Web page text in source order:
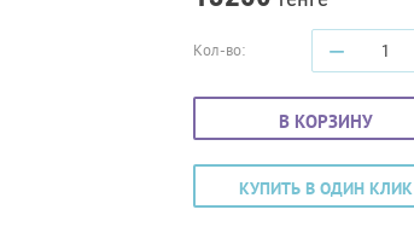
Кол-во: −
В КОРЗИНУ
КУПИТЬ В ОДИН КЛИК